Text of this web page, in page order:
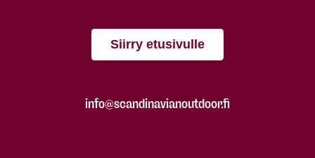
Siirry etusivulle
info@scandinavianoutdoor.fi